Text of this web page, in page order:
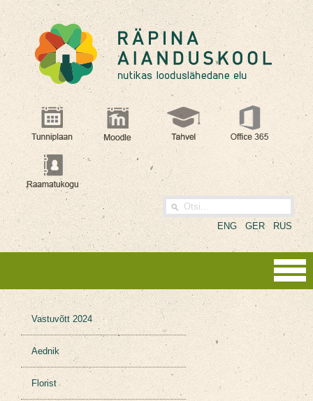
ENG GER RUS
Vastuvõtt 2024
Aednik
Florist